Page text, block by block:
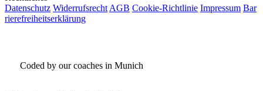
Datenschutz Widerrufsrecht AGB Cookie-Richtlinie Impressum Bar
rierefreiheitserklärung
Coded by our coaches in Munich